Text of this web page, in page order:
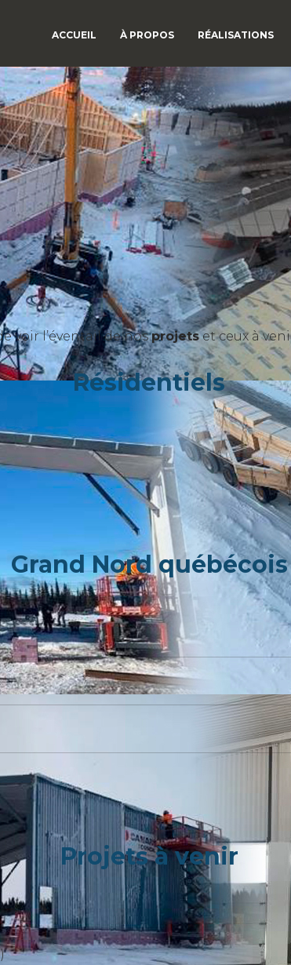
ACCUEIL À PROPOS RÉALISATIONS
voir l’éventail de nosprojetset ceux à
Résidentiels
Grand Nord québécois
Projets à venir